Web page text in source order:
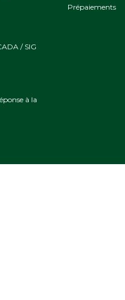
/ SIG
à la
Prépaiements